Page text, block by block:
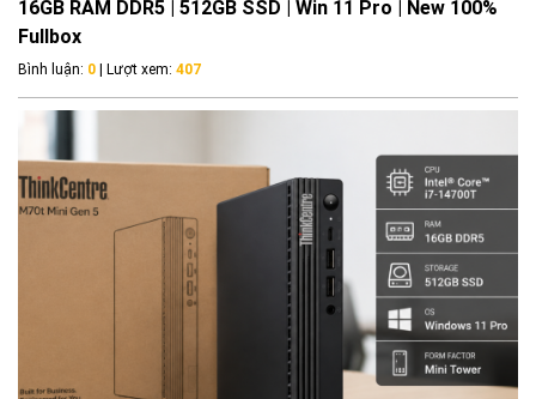
16GB RAM DDR5 | 512GB SSD | Win 11 Pro | New 100%
Fullbox
Bình luận: 0 | Lượt xem: 407